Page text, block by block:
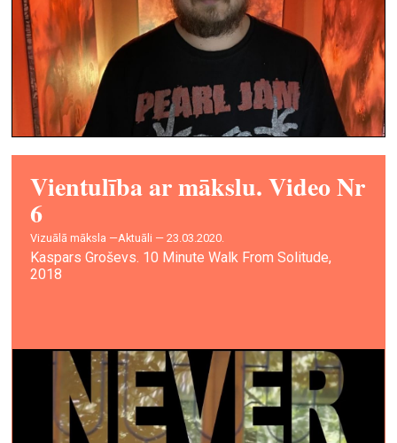
Vientulība ar mākslu. Video Nr
6
vizuālā māksla —Aktuāli — 23.03.2020.
Kaspars Groševs. 10 Minute Walk From Solitude,
2018